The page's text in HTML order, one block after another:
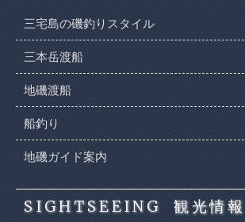
三宅島の磯釣りスタイル
三本岳渡船
地磯渡船
船釣り
地磯ガイド案内
SIGHTSEEING 観光情報